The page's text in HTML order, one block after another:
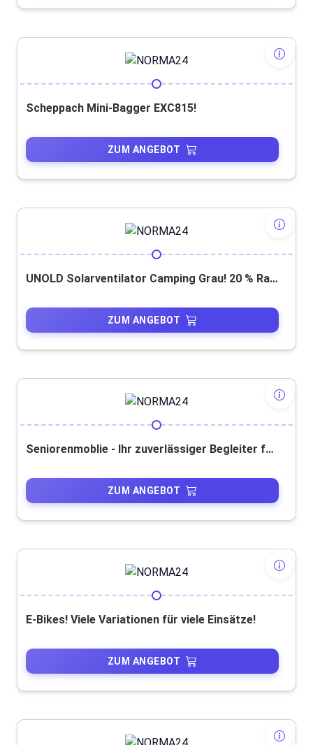
Scheppach Mini-Bagger EXC815!
ZUM ANGEBOT
UNOLD Solarventilator Camping Grau! 20 % Rabatt!
ZUM ANGEBOT
Seniorenmoblie - Ihr zuverlässiger Begleiter für mehr Mobilität
ZUM ANGEBOT
E-Bikes! Viele Variationen für viele Einsätze!
ZUM ANGEBOT